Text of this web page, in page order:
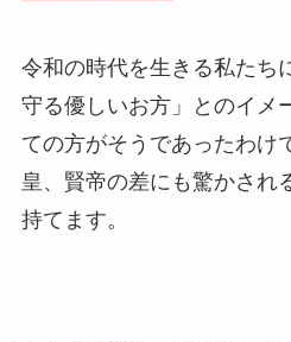
令和の時代を生きる私たち
守る優しいお方」とのイメ
ての方がそうであったわけ
皇、賢帝の差にも驚かされ
持てます。